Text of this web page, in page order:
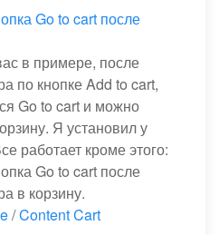
Go to cart после
в примере, после
по кнопке Add to cart,
Go to cart и можно
Я установил у
работает кроме этого:
Go to cart после
в корзину.
/Content Cart